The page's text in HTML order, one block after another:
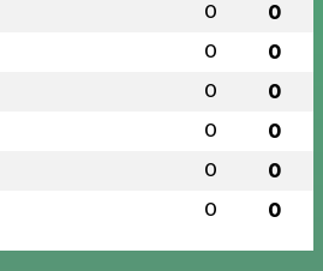
0 0
0 0
0 0
0 0
0 0
0 0